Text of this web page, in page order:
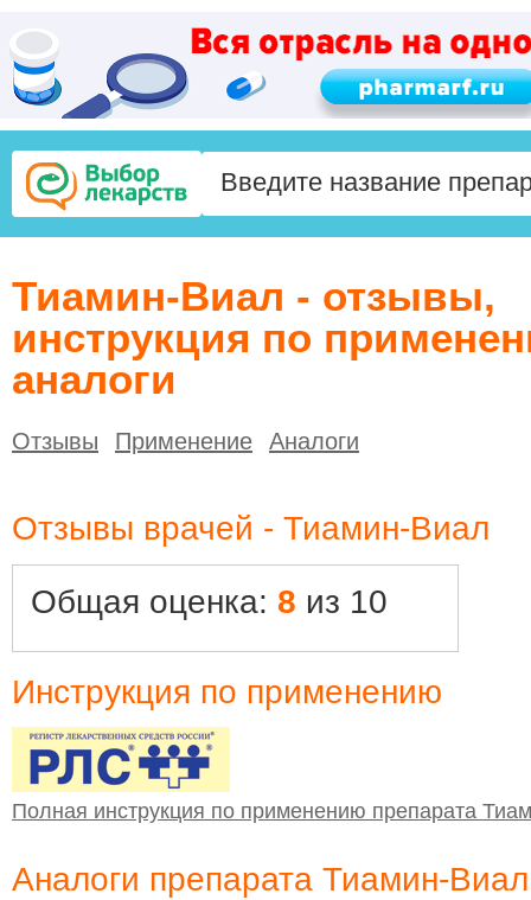
Тиамин-Виал - отзывы,
инструкция по
аналоги
Отзывы Применение Аналоги
Отзывы врачей - Тиамин-Виал
Общая оценка: 8 из 10
Инструкция по применению
Полная инструкция по применению препарата
Аналоги препарата Тиамин-Виал